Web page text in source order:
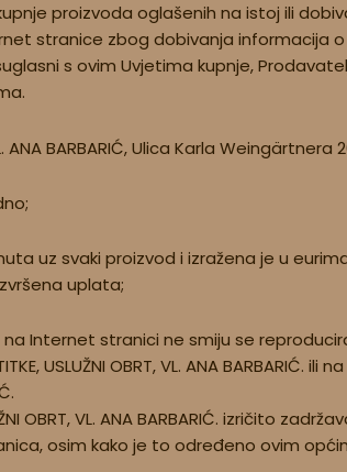
proizvoda oglašenih na istoj ili
stranice zbog dobivanja
s ovim Uvjetima kupnje,
ANA BARBARIĆ, Ulica Karla Weingärtnera
uz svaki proizvod i izražena je u
uplata;
Internet stranici ne smiju se
USLUŽNI OBRT, VL. ANA
OBRT, VL. ANA BARBARIĆ. izričito
osim kako je to određeno ovim